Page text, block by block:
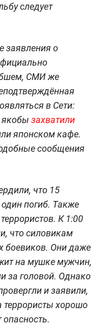
следует
заявления о
СМИ же
в Сети:
якобы захватили
японском кафе.
сообщения
что 15
погиб. Также
К 1:00
что силовикам
боевиков. Они даже
на мушке мужчин,
за головой. Однако
и заявили,
террористы хорошо